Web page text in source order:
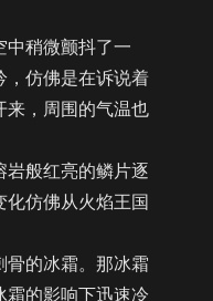
稍微颤抖了一
，仿佛是在诉说着
来，周围的气温也
般红亮的鳞片逐
仿佛从火焰王国
的冰霜。那冰霜
霜的影响下迅速冷